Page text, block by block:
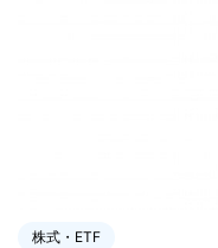
株式・ETF